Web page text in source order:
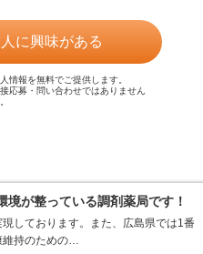
に興味がある
情報を無料でご提供します。
応募・問い合わせではありません
が整っている調剤薬局です！
しております。また、広島県では1番
維持のための…